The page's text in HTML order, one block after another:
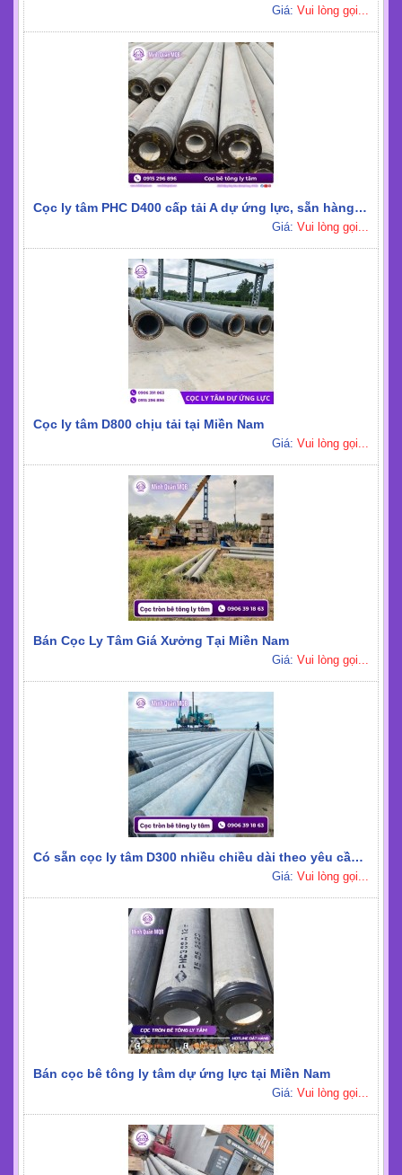
Giá: Vui lòng gọi...
Cọc ly tâm PHC D400 cấp tải A dự ứng lực, sẵn hàng tại Miền Nam
Giá: Vui lòng gọi...
Cọc ly tâm D800 chịu tải tại Miền Nam
Giá: Vui lòng gọi...
Bán Cọc Ly Tâm Giá Xưởng Tại Miền Nam
Giá: Vui lòng gọi...
Có sẵn cọc ly tâm D300 nhiều chiều dài theo yêu cầu thi công
Giá: Vui lòng gọi...
Bán cọc bê tông ly tâm dự ứng lực tại Miền Nam
Giá: Vui lòng gọi...